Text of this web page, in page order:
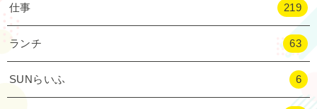
仕事 219
ランチ 63
SUNらいふ 6